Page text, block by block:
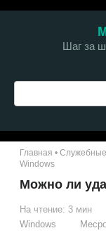
Шаг за
Главная •
Windows
Можно ли
На чтение: 3 мин
Windows